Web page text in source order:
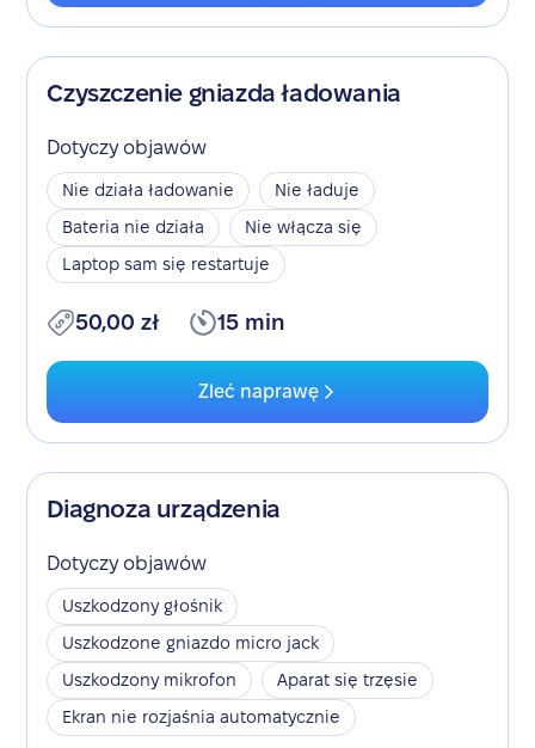
Czyszczenie gniazda ładowania
Dotyczy objawów
Nie działa ładowanie
Nie ładuje
Bateria nie działa
Nie włącza się
Laptop sam się restartuje
50,00 zł 15 min
Zleć naprawę
Diagnoza urządzenia
Dotyczy objawów
Uszkodzony głośnik
Uszkodzone gniazdo micro jack
Uszkodzony mikrofon
Aparat się trzęsie
Ekran nie rozjaśnia automatycznie